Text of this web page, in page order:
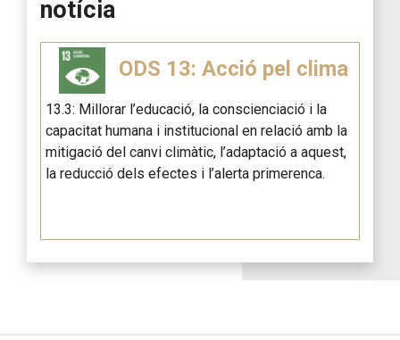
notícia
ODS 13: Acció pel clima
13.3: Millorar l’educació, la conscienciació i la
capacitat humana i institucional en relació amb la
mitigació del canvi climàtic, l’adaptació a aquest,
la reducció dels efectes i l’alerta primerenca.